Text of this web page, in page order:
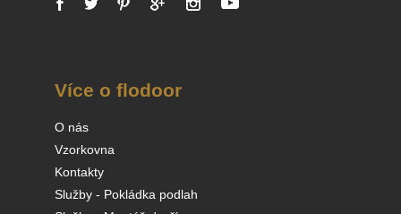
Více o flodoor
O nás
Vzorkovna
Kontakty
Služby - Pokládka podlah